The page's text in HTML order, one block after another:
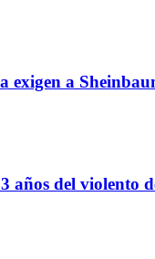
exigen a
años del violento